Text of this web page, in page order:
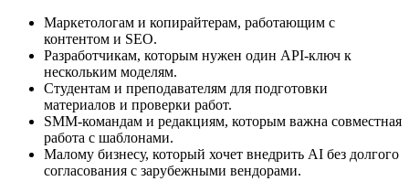
Маркетологам и копирайтерам, работающим с
контентом и SEO.
Разработчикам, которым нужен один API-ключ к
нескольким моделям.
Студентам и преподавателям для подготовки
материалов и проверки работ.
SMM-командам и редакциям, которым важна совместная
работа с шаблонами.
Малому бизнесу, который хочет внедрить AI без долгого
согласования с зарубежными вендорами.